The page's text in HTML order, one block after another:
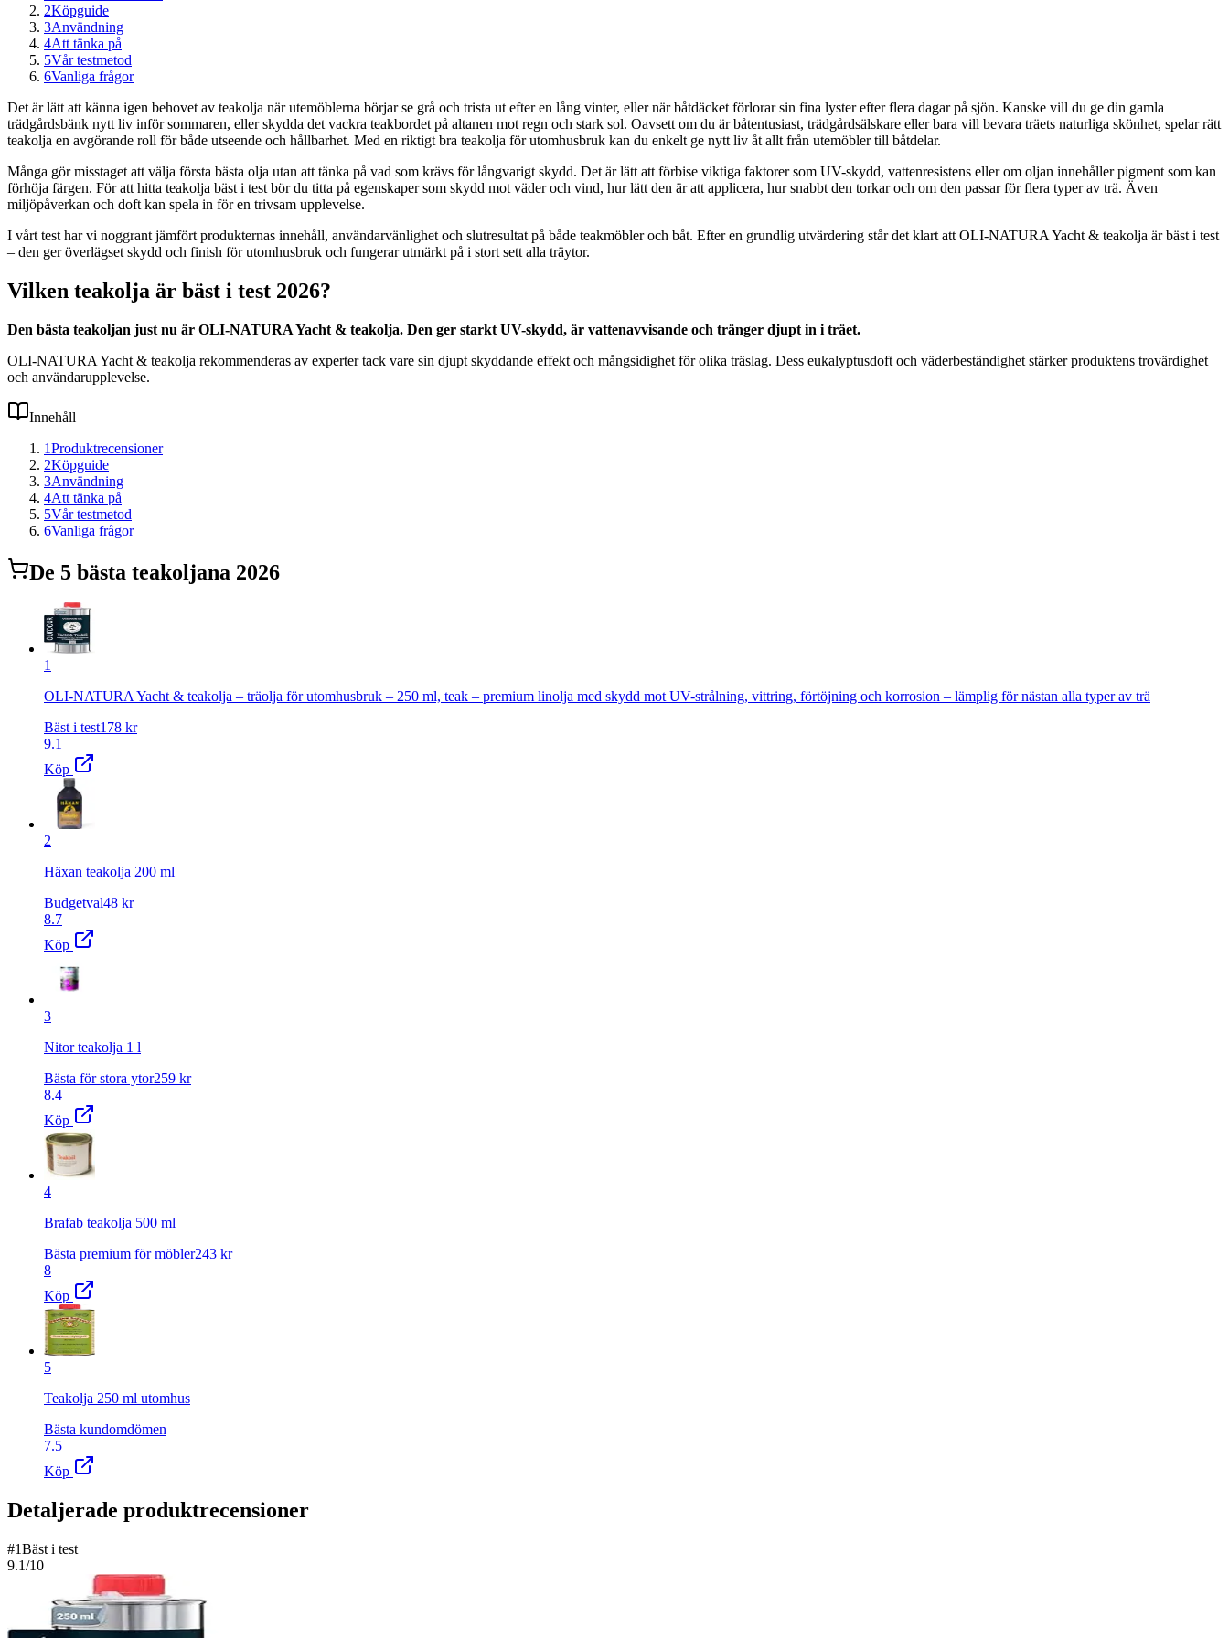
2Köpguide
3Användning
4Att tänka på
5Vår testmetod
6Vanliga frågor
Det är lätt att känna igen behovet av teakolja när utemöblerna börjar se grå och trista ut efter en lång vinter, eller när båtdäcket förlorar sin fina lyster efter flera dagar på sjön. Kanske vill du ge din gamla
trädgårdsbänk nytt liv inför sommaren, eller skydda det vackra teakbordet på altanen mot regn och stark sol. Oavsett om du är båtentusiast, trädgårdsälskare eller bara vill bevara träets naturliga skönhet, spelar rätt
teakolja en avgörande roll för både utseende och hållbarhet. Med en riktigt bra teakolja för utomhusbruk kan du enkelt ge nytt liv åt allt från utemöbler till båtdelar.
Många gör misstaget att välja första bästa olja utan att tänka på vad som krävs för långvarigt skydd. Det är lätt att förbise viktiga faktorer som UV-skydd, vattenresistens eller om oljan innehåller pigment som kan
förhöja färgen. För att hitta teakolja bäst i test bör du titta på egenskaper som skydd mot väder och vind, hur lätt den är att applicera, hur snabbt den torkar och om den passar för flera typer av trä. Även
miljöpåverkan och doft kan spela in för en trivsam upplevelse.
I vårt test har vi noggrant jämfört produkternas innehåll, användarvänlighet och slutresultat på både teakmöbler och båt. Efter en grundlig utvärdering står det klart att OLI-NATURA Yacht & teakolja är bäst i test
– den ger överlägset skydd och finish för utomhusbruk och fungerar utmärkt på i stort sett alla träytor.
Vilken teakolja är bäst i test 2026?
Den bästa teakoljan just nu är OLI-NATURA Yacht & teakolja. Den ger starkt UV-skydd, är vattenavvisande och tränger djupt in i träet.
OLI-NATURA Yacht & teakolja rekommenderas av experter tack vare sin djupt skyddande effekt och mångsidighet för olika träslag. Dess eukalyptusdoft och väderbeständighet stärker produktens trovärdighet
och användarupplevelse.
Innehåll
1Produktrecensioner
2Köpguide
3Användning
4Att tänka på
5Vår testmetod
6Vanliga frågor
De 5 bästa teakoljana 2026
1
OLI-NATURA Yacht & teakolja – träolja för utomhusbruk – 250 ml, teak – premium linolja med skydd mot UV-strålning, vittring, förtöjning och korrosion – lämplig för nästan alla typer av trä
Bäst i test178 kr
9.1
Köp
2
Häxan teakolja 200 ml
Budgetval48 kr
8.7
Köp
3
Nitor teakolja 1 l
Bästa för stora ytor259 kr
8.4
Köp
4
Brafab teakolja 500 ml
Bästa premium för möbler243 kr
8
Köp
5
Teakolja 250 ml utomhus
Bästa kundomdömen
7.5
Köp
Detaljerade produktrecensioner
#1Bäst i test
9.1/10